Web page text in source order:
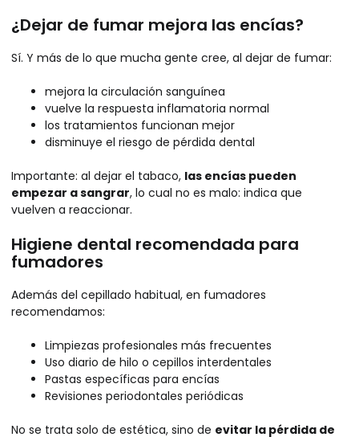
¿Dejar de fumar mejora las encías?
Sí. Y más de lo que mucha gente cree, al dejar de fumar:
mejora la circulación sanguínea
vuelve la respuesta inflamatoria normal
los tratamientos funcionan mejor
disminuye el riesgo de pérdida dental
Importante: al dejar el tabaco, las encías pueden
empezar a sangrar, lo cual no es malo: indica que
vuelven a reaccionar.
Higiene dental recomendada para
fumadores
Además del cepillado habitual, en fumadores
recomendamos:
Limpiezas profesionales más frecuentes
Uso diario de hilo o cepillos interdentales
Pastas específicas para encías
Revisiones periodontales periódicas
No se trata solo de estética, sino de evitar la pérdida de